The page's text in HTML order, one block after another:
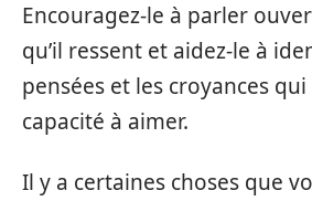
Encouragez-le à parler
qu’il ressent et aidez-le à
pensées et les croyances
capacité à aimer.
Il y a certaines choses que